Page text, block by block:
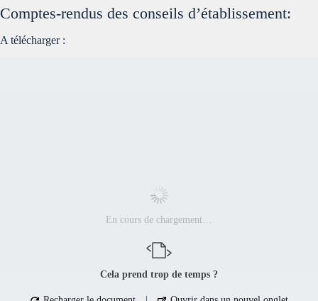
Comptes-rendus des conseils d’établissement:
A télécharger :
En cours de chargement…
Cela prend trop de temps ?